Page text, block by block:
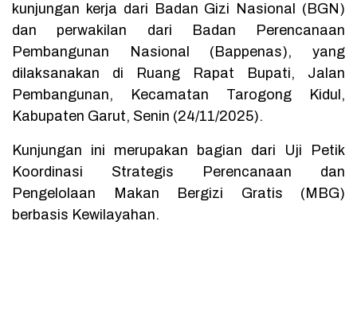
kunjungan kerja dari Badan Gizi Nasional (BGN)
dan perwakilan dari Badan Perencanaan
Pembangunan Nasional (Bappenas), yang
dilaksanakan di Ruang Rapat Bupati, Jalan
Pembangunan, Kecamatan Tarogong Kidul,
Kabupaten Garut, Senin (24/11/2025).
Kunjungan ini merupakan bagian dari Uji Petik
Koordinasi Strategis Perencanaan dan
Pengelolaan Makan Bergizi Gratis (MBG)
berbasis Kewilayahan.